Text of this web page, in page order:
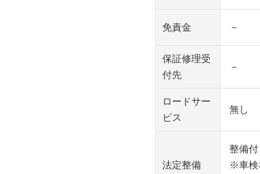
免責金 －
保証修理受
付先
－
ロードサー
ビス
無し
法定整備
整備
※車検